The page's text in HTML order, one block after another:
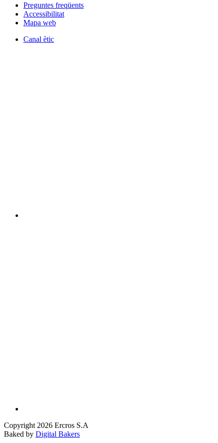
Preguntes freqüents
Accessibilitat
Mapa web
Canal ètic
Copyright 2026 Ercros S.A
Baked by Digital Bakers